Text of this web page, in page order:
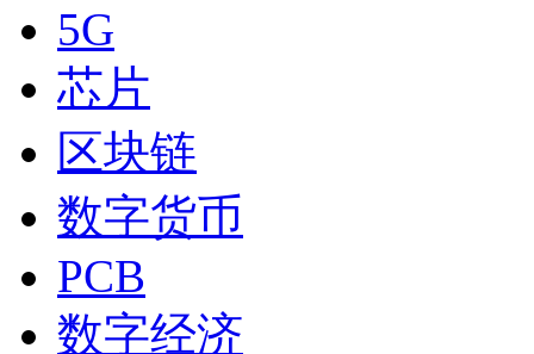
5G
芯片
区块链
数字货币
PCB
数字经济